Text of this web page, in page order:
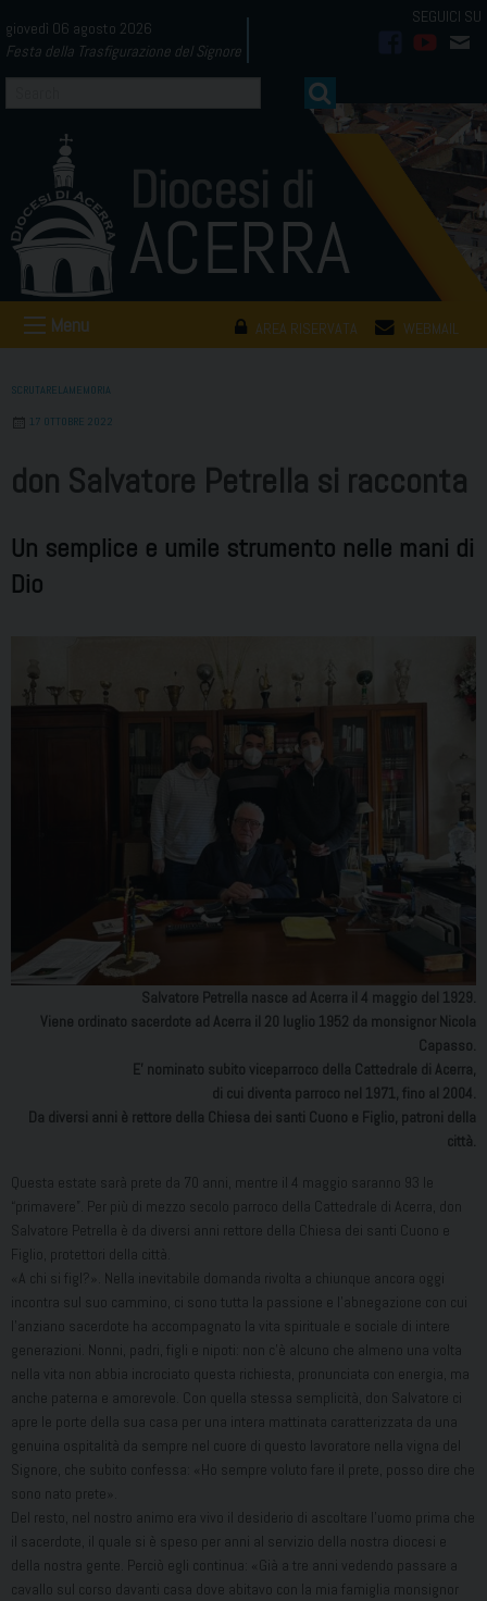
to
content
giovedì 06 agosto 2026
Festa della Trasfigurazione del Signore
AREA RISERVATA WEBMAIL
Menu
SCRUTARELAMEMORIA
17 OTTOBRE 2022
don Salvatore Petrella si racconta
Un semplice e umile strumento nelle mani di
Dio
Salvatore Petrella nasce ad Acerra il 4 maggio del 1929.
Viene ordinato sacerdote ad Acerra il 20 luglio 1952 da monsignor Nicola
Capasso.
E’ nominato subito viceparroco della Cattedrale di Acerra,
di cui diventa parroco nel 1971, fino al 2004.
Da diversi anni è rettore della Chiesa dei santi Cuono e Figlio, patroni della
città.
Questa estate sarà prete da 70 anni, mentre il 4 maggio saranno 93 le
“primavere”. Per più di mezzo secolo parroco della Cattedrale di Acerra, don
Salvatore Petrella è da diversi anni rettore della Chiesa dei santi Cuono e
Figlio, protettori della città.
«A chi si figl?». Nella inevitabile domanda rivolta a chiunque ancora oggi
incontra sul suo cammino, ci sono tutta la passione e l’abnegazione con cui
l’anziano sacerdote ha accompagnato la vita spirituale e sociale di intere
generazioni. Nonni, padri, figli e nipoti: non c’è alcuno che almeno una volta
nella vita non abbia incrociato questa richiesta, pronunciata con energia, ma
anche paterna e amorevole. Con quella stessa semplicità, don Salvatore ci
apre le porte della sua casa per una intera mattinata caratterizzata da una
genuina ospitalità da sempre nel cuore di questo lavoratore nella vigna del
Signore, che subito confessa: «Ho sempre voluto fare il prete, posso dire che
sono nato prete».
Del resto, nel nostro animo era vivo il desiderio di ascoltare l’uomo prima che
il sacerdote, il quale si è speso per anni al servizio della nostra diocesi e
della nostra gente. Perciò egli continua: «Già a tre anni vedendo passare a
cavallo sul corso davanti casa dove abitavo con la mia famiglia monsignor